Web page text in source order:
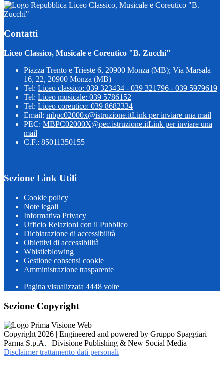
Liceo Classico, Musicale e Coreutico "B.
Zucchi"
Contatti
Liceo Classico, Musicale e Coreutico "B. Zucchi"
Piazza Trento e Trieste 6, 20900 Monza (MB); Via Marsala
16, 22, 20900 Monza (MB)
Tel: Liceo classico: 039 323434 - 039 321796 - 039 5979619
Tel: Liceo musicale: 039 5786152
Tel: Liceo coreutico: 039 8682334
Email: mbpc02000x@istruzione.itLink per inviare una mail
PEC: MBPC02000X@pec.istruzione.itLink per inviare una
mail
C.F.: 85011350155
Sezione Link Utili
Cookie policy
Note legali
Informativa Privacy
Ufficio Relazioni con il Pubblico
Dichiarazione di accessibilità
Obiettivi di accessibilità
Whistleblowing
Gestione consensi cookie
Amministrazione trasparente
Pagina visualizzata 4448 volte
Sezione Copyright
Copyright 2026 | Engineered and powered by Gruppo Spaggiari
Parma S.p.A. | Divisione Publishing & New Social Media
Disclaimer trattamento dati personali